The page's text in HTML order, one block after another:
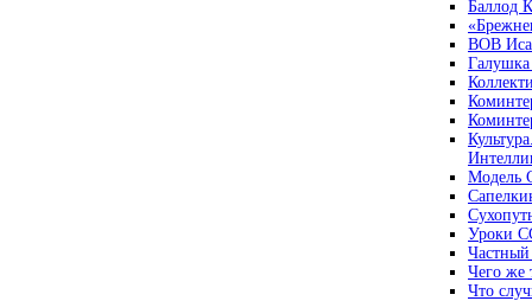
Баллод
ВОВ
Модель
Уроки
Чего же
Что